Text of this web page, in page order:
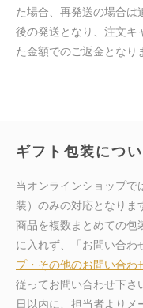
た場合、再発送の場合は
後の発送となり、注文キ
た金額でのご返金となり
ギフト包装につ
当オンラインショップで
装）のみの対応となりま
商品を複数まとめての包
に入れず、「お問い合わ
プ・その他のお問い合わ
従ってお問い合わせ下さ
日以内に、担当者よりメ